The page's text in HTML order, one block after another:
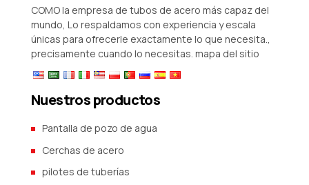
COMO la empresa de tubos de acero más capaz del
mundo, Lo respaldamos con experiencia y escala
únicas para ofrecerle exactamente lo que necesita.,
precisamente cuando lo necesitas. mapa del sitio
Nuestros productos
Pantalla de pozo de agua
Cerchas de acero
pilotes de tuberías